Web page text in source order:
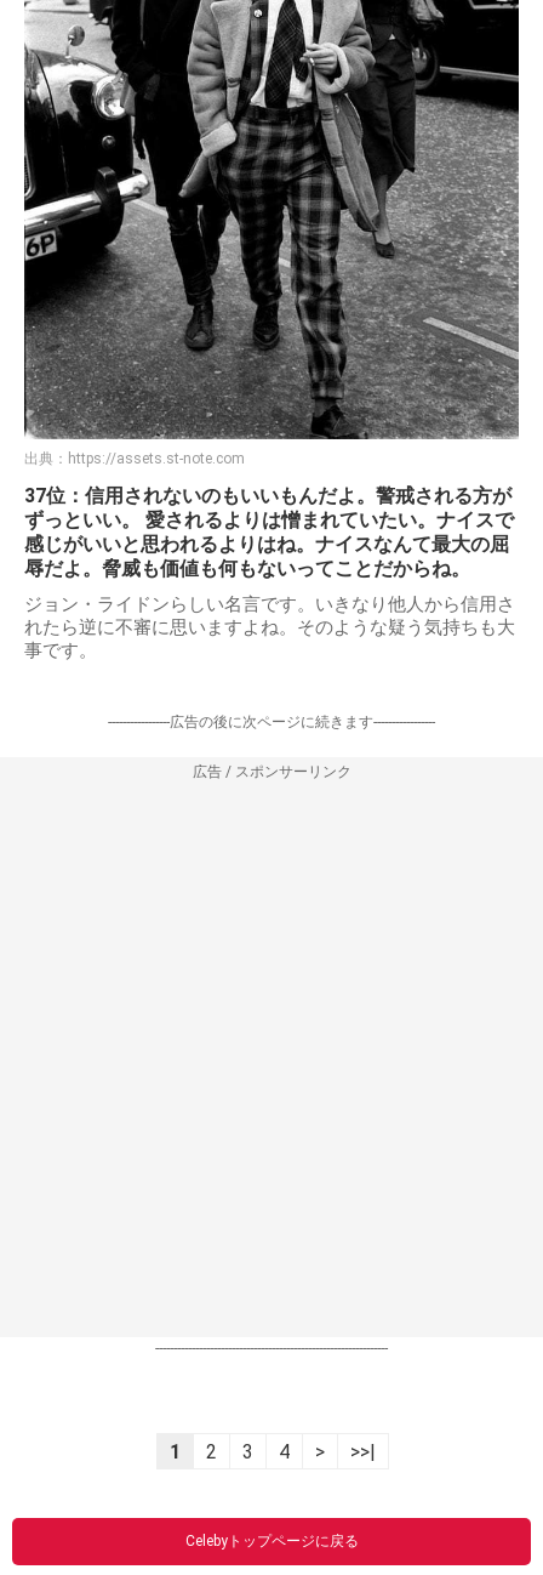
出典： https://assets.st-note.com
37位：信用されないのもいいもんだよ。警戒される方が
ずっといい。 愛されるよりは憎まれていたい。ナイスで
感じがいいと思われるよりはね。ナイスなんて最大の屈
辱だよ。脅威も価値も何もないってことだからね。
ジョン・ライドンらしい名言です。いきなり他人から信用さ
れたら逆に不審に思いますよね。そのような疑う気持ちも大
事です。
-----------------広告の後に次ページに続きます-----------------
広告 / スポンサーリンク
----------------------------------------------------------------
1 2 3 4 > >>|
Celebyトップページに戻る